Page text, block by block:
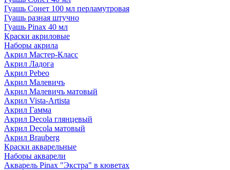
Гуашь Сонет 100 мл перламутровая
Гуашь разная штучно
Гуашь Pinax 40 мл
Краски акриловые
Наборы акрила
Акрил Мастер-Класс
Акрил Ладога
Акрил Pebeo
Акрил Малевичъ
Акрил Малевичъ матовый
Акрил Vista-Artista
Акрил Гамма
Акрил Decola глянцевый
Акрил Decola матовый
Акрил Brauberg
Краски акварельные
Наборы акварели
Акварель Pinax "Экстра" в кюветах